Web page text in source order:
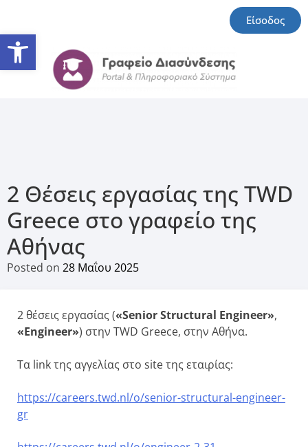
Ανοίξτε τη γραμμή
Είσοδος
2 Θέσεις εργασίας της TWD
Greece στο γραφείο της
Αθήνας
Posted on 28 Μαΐου 2025
2 θέσεις εργασίας («Senior Structural Engineer»,
«Engineer») στην TWD Greece, στην Αθήνα.
Τα link της αγγελίας στο site της εταιρίας:
https://careers.twd.nl/o/senior-structural-engineer-
gr